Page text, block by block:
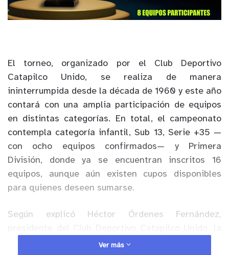
El torneo, organizado por el Club Deportivo
Catapilco Unido, se realiza de manera
ininterrumpida desde la década de 1960 y este año
contará con una amplia participación de equipos
en distintas categorías. En total, el campeonato
contempla categoría infantil, Sub 13, Serie +35 —
con ocho equipos confirmados— y Primera
División, donde ya se encuentran inscritos 16
equipos, aunque aún existen cupos disponibles
para quienes deseen sumarse.
Según explicó Héctor Órdenes Fernández,
competencia mantiene un fuerte carácter familiar
Ver más